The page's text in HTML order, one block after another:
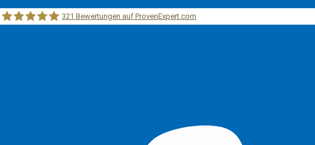
321 Bewertungen auf ProvenExpert.com